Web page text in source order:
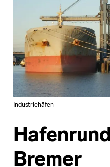
Industriehäfen
Bremer